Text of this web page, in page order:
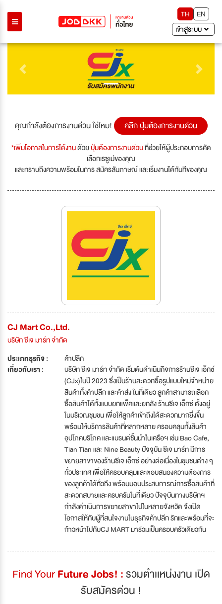
TH
EN
เข้าสู่ระบบ
Previous Next
คุณกำลังต้องการงานด่วน ใช่ไหม! คลิก ปุ่มต้องการงานด่วน
*เพิ่มโอกาสในการได้งานด้วยปุ่มต้องการงานด่วนที่ช่วยให้ผู้ประกอบการคัด
เลือกเรซูเม่ของคุณ
และทราบถึงความพร้อมในการ สมัครสัมภาษณ์ และเริ่มงานได้ทันทีของคุณ
CJ Mart Co.,Ltd.
บริษัท ซีเจ มาร์ท จำกัด
ประเภทธุรกิจ :
ค้าปลีก
เกี่ยวกับเรา :
บริษัท ซีเจ มาร์ท จำกัด เริ่มต้นดำเนินกิจการร้านซีเจ เอ็กซ์
(CJx)ในปี 2023 ซึ่งเป็นร้านสะดวกซื้อรูปแบบใหม่จำหน่าย
สินค้าทั้งค้าปลีก และค้าส่ง ในที่เดียว ลูกค้าสามารถเลือก
ซื้อสินค้าได้ทั้งแบบยกแพ็คและยกลัง ร้านซีเจ เอ็กซ์ ตั้งอยู่
ในบริเวณชุมชน เพื่อให้ลูกค้าเข้าถึงได้สะดวกมากยิ่งขึ้น
พร้อมให้บริการสินค้าที่หลากหลาย ครอบคลุมทั้งสินค้า
อุปโภคบริโภค และแบรนด์ชั้นนำในเครือฯ เช่น Bao Cafe,
Tian Tian และ Nine Beauty ปัจจุบัน ซีเจ มาร์ท มีการ
ขยายสาขาของร้านซีเจ เอ็กซ์ อย่างต่อเนื่องในชุมชนต่าง ๆ
ทั่วประเทศ เพื่อให้ครอบคลุมและตอบสนองความต้องการ
ของลูกค้าได้ทั่วถึง พร้อมมอบประสบการณ์การซื้อสินค้าที่
สะดวกสบายและครบครันในที่เดียว ปัจจุบันทางบริษัทฯ
กำลังดำเนินการขยายสาขาไปในหลายจังหวัด จึงเปิด
โอกาสให้กับผู้ที่สนใจงานในธุรกิจค้าปลีก รักและพร้อมที่จะ
ก้าวหน้าไปกับCJ MART มาร่วมเป็นครอบครัวเดียวกัน
Find YourFuture Jobs! :รวมตำเเหน่งงาน เปิด
รับสมัครด่วน !